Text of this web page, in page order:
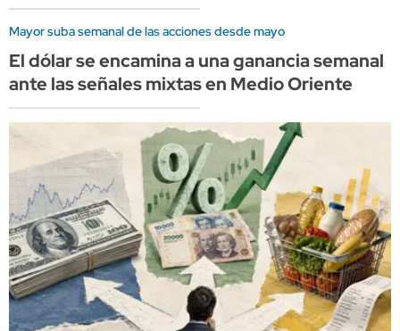
Mayor suba semanal de las acciones desde mayo
El dólar se encamina a una ganancia semanal
ante las señales mixtas en Medio Oriente